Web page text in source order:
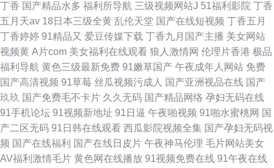
丁香 国产精品水多 福利所导航 三级视频网站J 51福利影院 丁香
五月天av 18日本三级全黄 乱伦天堂 国产在线短视频 丁香五月
丁香婷婷 91精品又 爱豆传媒下载 丁香九月国产主播 美女网站
视频黄 A片com 美女福利在线观看 狼人激情网 伦理片香港 极品
福利导航 黄色三级最新免费 91嫩草国产 午夜成年人网站 免费
国产高清视频 91草莓 丝瓜视频污成人 国产亚洲视品在线 国产
玖玖 国产免费毛不卡片 久久无码 国产精品网络 孕妇无码在线
91手机论坛 91视频新地址 91日逼 午夜啪视频 91啪水蜜桃网 国
产二区无码 91日韩在线观看 西瓜影院视频全集 国产孕妇无码视
频 国产在线福利 国产在线日皮片 午夜神马伦理 毛片网站美女
AV福利激情毛片 黄色网在线播放 91视频免费在线 91午夜在线